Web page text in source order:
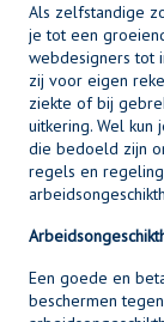
Als zelfstandige
je tot een
webdesigners tot
zij voor eigen
ziekte of bij
uitkering. Wel kun
die bedoeld zijn
regels en
Een goede en
beschermen